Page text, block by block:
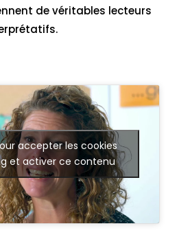
de véritables lecteurs
accepter les cookies
et activer ce contenu